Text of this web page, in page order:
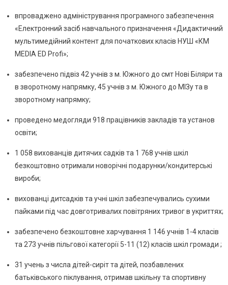
впроваджено адміністрування програмного забезпечення
«Електронний засіб навчального призначення «Дидактичний
мультимедійний контент для початкових класів НУШ «КМ
MEDIA ED Profi»;
забезпечено підвіз 42 учнів з м. Южного до смт Нові Біляри та
в зворотному напрямку, 45 учнів з м. Южного до МІЗу та в
зворотному напрямку;
проведено медогляди 918 працівників закладів та установ
освіти;
1 058 вихованців дитячих садків та 1 768 учнів шкіл
безкоштовно отримали новорічні подарунки/кондитерські
вироби;
вихованці дитсадків та учні шкіл забезпечувались сухими
пайками під час довготривалих повітряних тривог в укриттях;
забезпечено безкоштовне харчування 1 146 учнів 1-4 класів
та 273 учнів пільгової категорії 5-11 (12) класів шкіл громади ;
31 учень з числа дітей-сиріт та дітей, позбавлених
батьківського піклування, отримав шкільну та спортивну